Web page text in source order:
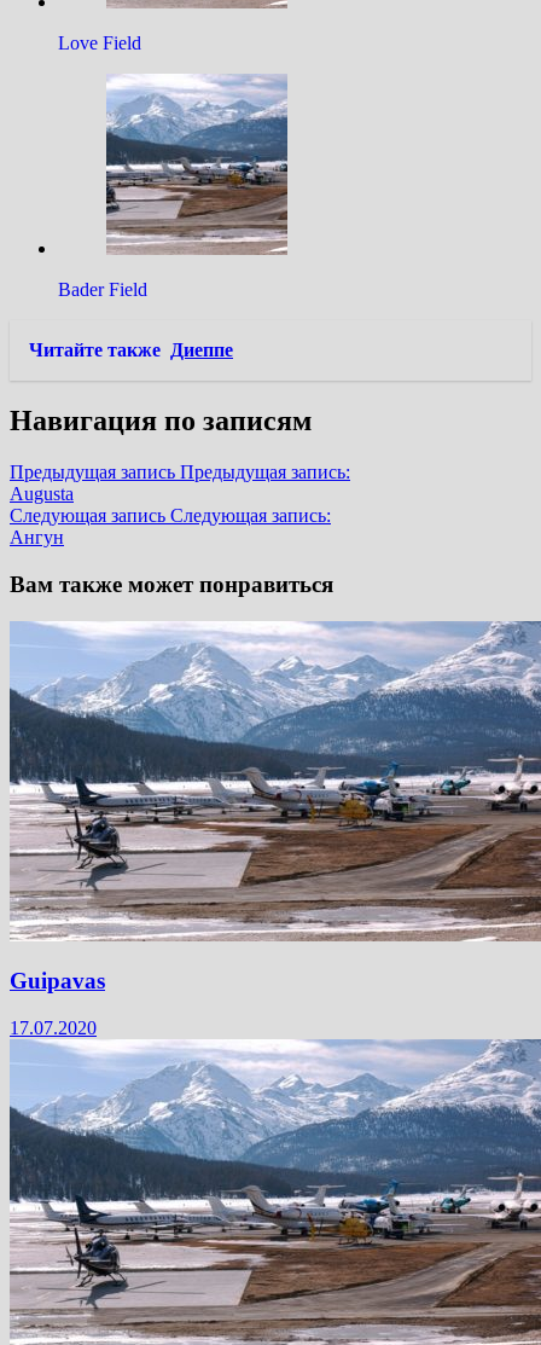
Love Field
Bader Field
Читайте также Диеппе
Навигация по записям
Предыдущая запись Предыдущая запись:
Augusta
Следующая запись Следующая запись:
Ангун
Вам также может понравиться
Guipavas
17.07.2020